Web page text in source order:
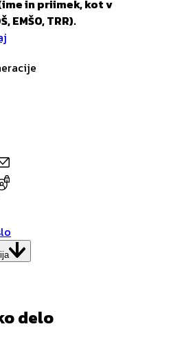
in priimek, kot v
EMŠO, TRR).
delo